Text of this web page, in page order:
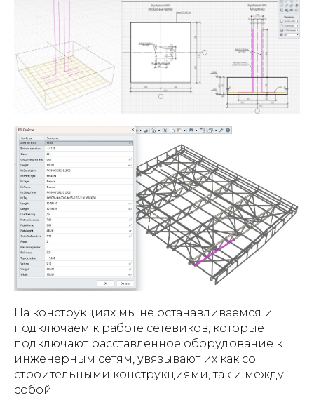
На конструкциях мы не останавливаемся и
подключаем к работе сетевиков, которые
подключают расставленное оборудование к
инженерным сетям, увязывают их как со
строительными конструкциями, так и между
собой.